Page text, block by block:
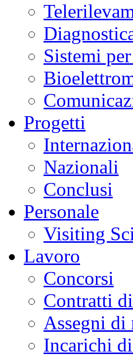
Sistemi
Progetti
Nazionali
Conclusi
Personale
Visiting
Lavoro
Concorsi
Contratti
Assegni di
Incarichi